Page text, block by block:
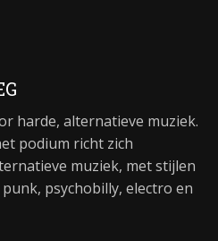
harde, alternatieve muziek.
podium richt zich
muziek, met stijlen
psychobilly, electro en